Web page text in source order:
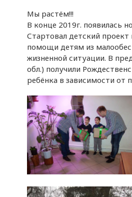
Мы растём!!!
В конце 2019г. появилась
Стартовал детский проект
помощи детям из
жизненной ситуации. В
обл.) получили
ребёнка в зависимости от